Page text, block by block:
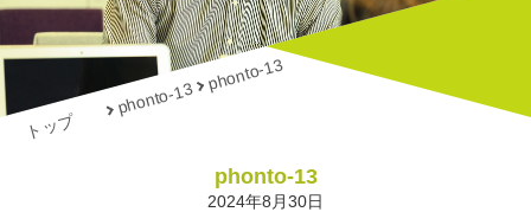
トップ
phonto-13
phonto-13
phonto-13
2024年8月30日